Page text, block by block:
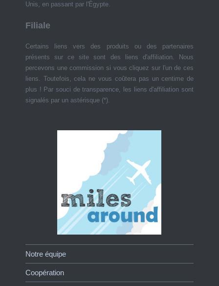
Unis, en passant par l'Égypte.
Filiale
Certains liens vers des produits ou des partenaires
présents sur ce site sont des liens d'affiliation. Nous
percevons une commission si vous cliquez sur l'un de ces
liens. Toutefois, cela ne vous coûtera pas un centime de
plus ! Par souci de transparence, les liens d'affiliation sont
signalés par un astérisque (*).
Notre équipe
Coopération